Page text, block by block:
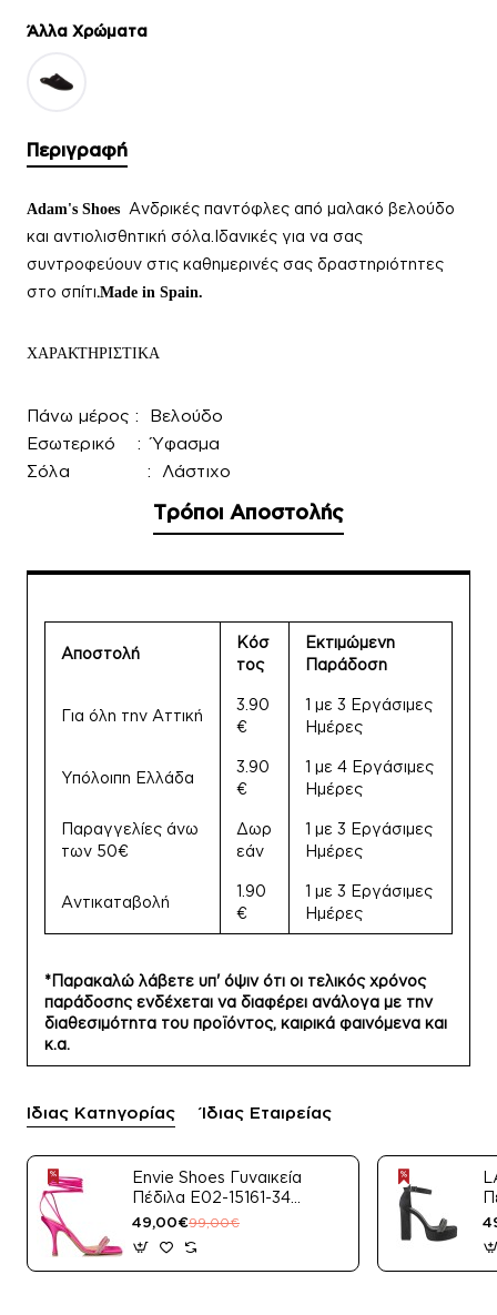
Άλλα Xρώματα
Περιγραφή
Adam's Shoes Aνδρικές παντόφλες από μαλακό βελούδο
και αντιολισθητική σόλα.Ιδανικές για να σας
συντροφεύουν στις καθημερινές σας δραστηριότητες
στο σπίτι.Made in Spain.
ΧΑΡΑΚΤΗΡΙΣΤΙΚΑ
Πάνω μέρος : Βελούδο
Εσωτερικό : Ύφασμα
Σόλα : Λάστιχο
Τρόποι Αποστολής
Αποστολή
Κόσ
τος
Εκτιμώμενη
Παράδοση
Για όλη την Αττική
3.90
€
1 με 3 Εργάσιμες
Ημέρες
Υπόλοιπη Ελλάδα
3.90
€
1 με 4 Εργάσιμες
Ημέρες
Παραγγελίες άνω
των 50€
Δωρ
εάν
1 με 3 Εργάσιμες
Ημέρες
Αντικαταβολή
1.90
€
1 με 3 Εργάσιμες
Ημέρες
*Παρακαλώ λάβετε υπ' όψιν ότι οι τελικός χρόνος
παράδοσης ενδέχεται να διαφέρει ανάλογα με την
διαθεσιμότητα του προϊόντος, καιρικά φαινόμενα και
κ.α.
Ίδιας Κατηγορίας Ίδιας Εταιρείας
Envie Shoes Γυναικεία
Πέδιλα E02-15161-34
Μαύρο Satin
49,00€99,00€